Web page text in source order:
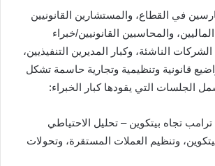
في القطاع، والمستشارين القانونيين
والمحاسبين القانونيين/خبراء
الناشئة، وكبار المديرين التنفيذيين،
قانونية وتنظيمية وتجارية حاسمة تشكل
الجلسات التي يقودها كبار الخبراء:
تجاه بيتكوين – تحليل الاحتياطي
وتنظيم العملات المستقرة، وتحولات